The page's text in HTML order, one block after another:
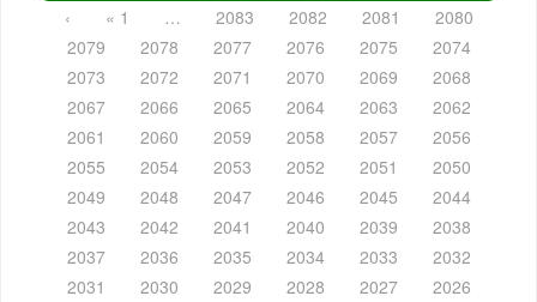
‹ « 1 … 2083 2082 2081
2080
2079
2078 2077 2076 2075
2074
2073
2072 2071 2070 2069
2068
2067
2066 2065 2064 2063
2062
2061
2060 2059 2058 2057
2056
2055
2054 2053 2052 2051
2050
2049
2048 2047 2046 2045
2044
2043
2042 2041 2040 2039
2038
2037
2036 2035 2034 2033
2032
2031
2030 2029 2028 2027
2026